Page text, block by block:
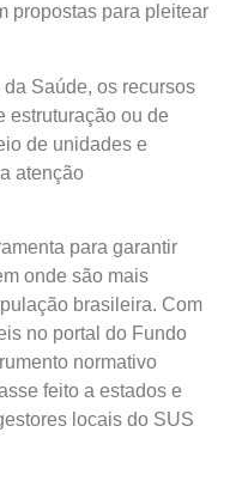
propostas para pleitear
Saúde, os recursos
estruturação ou de
de unidades e
atenção
para garantir
onde são mais
brasileira. Com
no portal do Fundo
normativo
feito a estados e
locais do SUS